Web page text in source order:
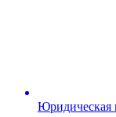
Юридическая